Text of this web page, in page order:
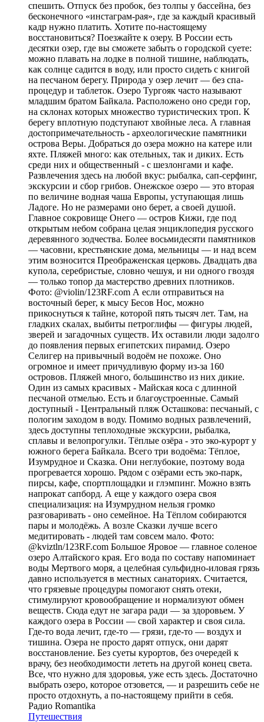
спешить. Отпуск без пробок, без толпы у бассейна, без
бесконечного «инстаграм-рая», где за каждый красивый
кадр нужно платить. Хотите по-настоящему
восстановиться? Поезжайте к озеру. В России есть
десятки озер, где вы сможете забыть о городской суете:
можно плавать на лодке в полной тишине, наблюдать,
как солнце садится в воду, или просто сидеть с книгой
на песчаном берегу. Природа у озер лечит — без спа-
процедур и таблеток. Озеро Тургояк часто называют
младшим братом Байкала. Расположено оно среди гор,
на склонах которых множество туристических троп. К
берегу вплотную подступают хвойные леса. А главная
достопримечательность - археологические памятники
острова Веры. Добраться до озера можно на катере или
яхте. Пляжей много: как отельных, так и диких. Есть
среди них и общественный - с шезлонгами и кафе.
Развлечения здесь на любой вкус: рыбалка, сап-серфинг,
экскурсии и сбор грибов. Онежское озеро — это вторая
по величине водная чаша Европы, уступающая лишь
Ладоге. Но не размерами оно берет, а своей душой.
Главное сокровище Онего — остров Кижи, где под
открытым небом собрана целая энциклопедия русского
деревянного зодчества. Более восьмидесяти памятников
— часовни, крестьянские дома, мельницы — и над всем
этим возносится Преображенская церковь. Двадцать два
купола, серебристые, словно чешуя, и ни одного гвоздя
— только топор да мастерство древних плотников.
Фото: @violin/123RF.com А если отправиться на
восточный берег, к мысу Бесов Нос, можно
прикоснуться к тайне, которой пять тысяч лет. Там, на
гладких скалах, выбиты петроглифы — фигуры людей,
зверей и загадочных существ. Их оставили люди задолго
до появления первых египетских пирамид. Озеро
Селигер на привычный водоём не похоже. Оно
огромное и имеет причудливую форму из-за 160
островов. Пляжей много, большинство из них дикие.
Один из самых красивых - Майская коса с длинной
песчаной отмелью. Есть и благоустроенные. Самый
доступный - Центральный пляж Осташкова: песчаный, с
пологим заходом в воду. Помимо водных развлечений,
здесь доступны теплоходные экскурсии, рыбалка,
сплавы и велопрогулки. Тёплые озёра - это эко-курорт у
южного берега Байкала. Всего три водоёма: Тёплое,
Изумрудное и Сказка. Они неглубокие, поэтому вода
прогревается хорошо. Рядом с озёрами есть эко-парк,
пирсы, кафе, спортплощадки и глэмпинг. Можно взять
напрокат сапборд. А еще у каждого озера своя
специализация: на Изумрудном нельзя громко
разговаривать - оно семейное. На Тёплом собираются
пары и молодёжь. А возле Сказки лучше всего
медитировать - людей там совсем мало. Фото:
@kviztln/123RF.com Большое Яровое — главное соленое
озеро Алтайского края. Его вода по составу напоминает
воды Мертвого моря, а целебная сульфидно-иловая грязь
давно используется в местных санаториях. Считается,
что грязевые процедуры помогают снять отеки,
стимулируют кровообращение и нормализуют обмен
веществ. Сюда едут не загара ради — за здоровьем. У
каждого озера в России — свой характер и своя сила.
Где-то вода лечит, где-то — грязи, где-то — воздух и
тишина. Озера не просто дарят отпуск, они дарят
восстановление. Без суеты курортов, без очередей к
врачу, без необходимости лететь на другой конец света.
Все, что нужно для здоровья, уже есть здесь. Достаточно
выбрать озеро, которое отзовется, — и разрешить себе не
просто отдохнуть, а по-настоящему прийти в себя.
Радио Romantika
Путешествия